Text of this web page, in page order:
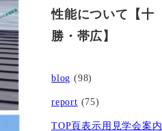
性能について【十
勝・帯広】
blog (98)
report (75)
TOP頁表示用見学会案内